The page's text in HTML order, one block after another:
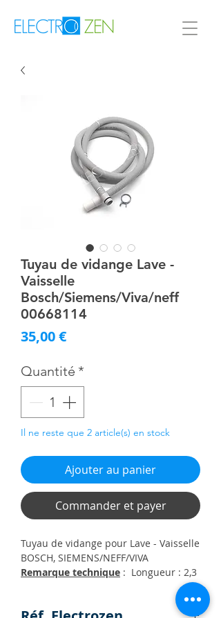
Tuyau de vidange Lave -
Vaisselle
Bosch/Siemens/Viva/neff
00668114
35,00 €Prix
Quantité *
Il ne reste que 2 article(s) en stock
Ajouter au panier
Commander et payer
Tuyau de vidange pour Lave - Vaisselle
BOSCH, SIEMENS/NEFF/VIVA
Remarque technique : Longueur : 2,3